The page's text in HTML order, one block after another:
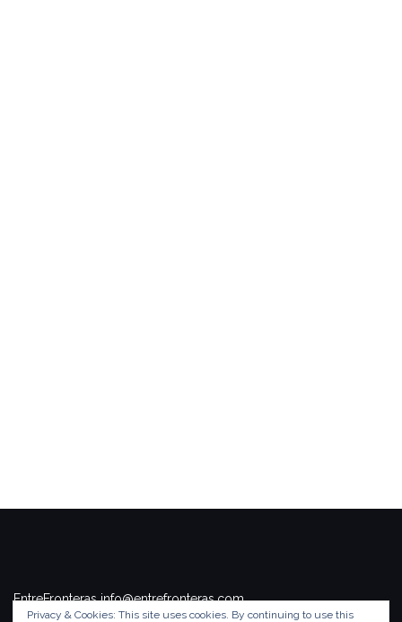
EntreFronteras info@entrefronteras.com
Privacy & Cookies: This site uses cookies. By continuing to use this